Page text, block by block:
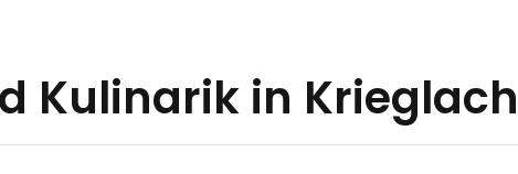
Kulinarik in Krieglach